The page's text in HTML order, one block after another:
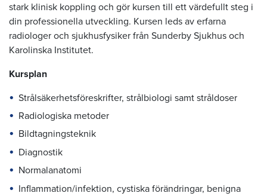
stark klinisk koppling och gör kursen till ett värdefullt steg i
din professionella utveckling. Kursen leds av erfarna
radiologer och sjukhusfysiker från Sunderby Sjukhus och
Karolinska Institutet.
Kursplan
Strålsäkerhetsföreskrifter, strålbiologi samt stråldoser
Radiologiska metoder
Bildtagningsteknik
Diagnostik
Normalanatomi
Inflammation/infektion, cystiska förändringar, benigna